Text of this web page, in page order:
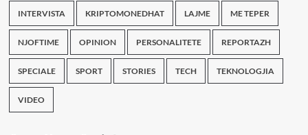
INTERVISTA KRIPTOMONEDHAT LAJME ME TEPER
NJOFTIME OPINION PERSONALITETE REPORTAZH
SPECIALE SPORT STORIES TECH TEKNOLOGJIA
VIDEO